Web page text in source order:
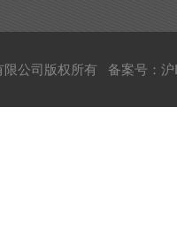
限公司版权所有 备案号：